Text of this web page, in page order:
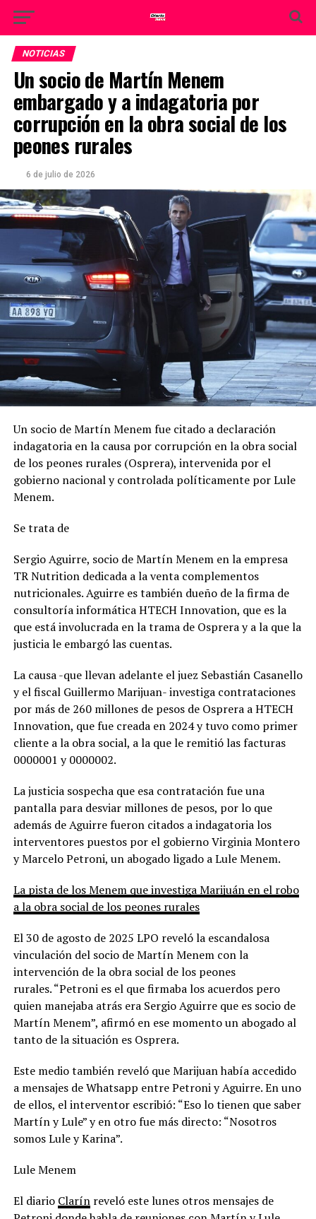
NOTICIAS
Un socio de Martín Menem
embargado y a indagatoria por
corrupción en la obra social de los
peones rurales
6 de julio de 2026
Un socio de Martín Menem fue citado a declaración
indagatoria en la causa por corrupción en la obra social
de los peones rurales (Osprera), intervenida por el
gobierno nacional y controlada políticamente por Lule
Menem.
Se trata de
Sergio Aguirre, socio de Martín Menem en la empresa
TR Nutrition dedicada a la venta complementos
nutricionales. Aguirre es también dueño de la firma de
consultoría informática HTECH Innovation, que es la
que está involucrada en la trama de Osprera y a la que la
justicia le embargó las cuentas.
La causa -que llevan adelante el juez Sebastián Casanello
y el fiscal Guillermo Marijuan- investiga contrataciones
por más de 260 millones de pesos de Osprera a HTECH
Innovation, que fue creada en 2024 y tuvo como primer
cliente a la obra social, a la que le remitió las facturas
0000001 y 0000002.
La justicia sospecha que esa contratación fue una
pantalla para desviar millones de pesos, por lo que
además de Aguirre fueron citados a indagatoria los
interventores puestos por el gobierno Virginia Montero
y Marcelo Petroni, un abogado ligado a Lule Menem.
La pista de los Menem que investiga Marijuán en el robo
a la obra social de los peones rurales
El 30 de agosto de 2025 LPO reveló la escandalosa
vinculación del socio de Martín Menem con la
intervención de la obra social de los peones
rurales. “Petroni es el que firmaba los acuerdos pero
quien manejaba atrás era Sergio Aguirre que es socio de
Martín Menem”, afirmó en ese momento un abogado al
tanto de la situación es Osprera.
Este medio también reveló que Marijuan había accedido
a mensajes de Whatsapp entre Petroni y Aguirre. En uno
de ellos, el interventor escribió: “Eso lo tienen que saber
Martín y Lule” y en otro fue más directo: “Nosotros
somos Lule y Karina”.
Lule Menem
El diario Clarínreveló este lunes otros mensajes de